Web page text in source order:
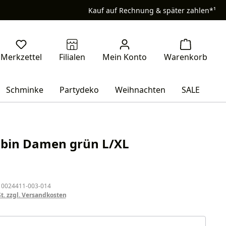
Kauf auf Rechnung & später zahlen*¹
Schminke Partydeko Weihnachten SALE
Damen grün L/XL
003-014
zzgl. Versandkosten